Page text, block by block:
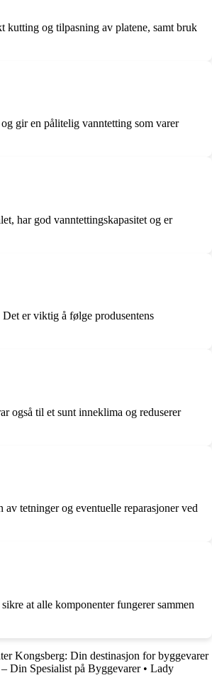
kutting og tilpasning av platene, samt bruk
gir en pålitelig vanntetting som varer
har god vanntettingskapasitet og er
er viktig å følge produsentens
også til et sunt inneklima og reduserer
tetninger og eventuelle reparasjoner ved
at alle komponenter fungerer sammen
Kongsberg: Din destinasjon for byggevarer
Din Spesialist på Byggevarer• Lady